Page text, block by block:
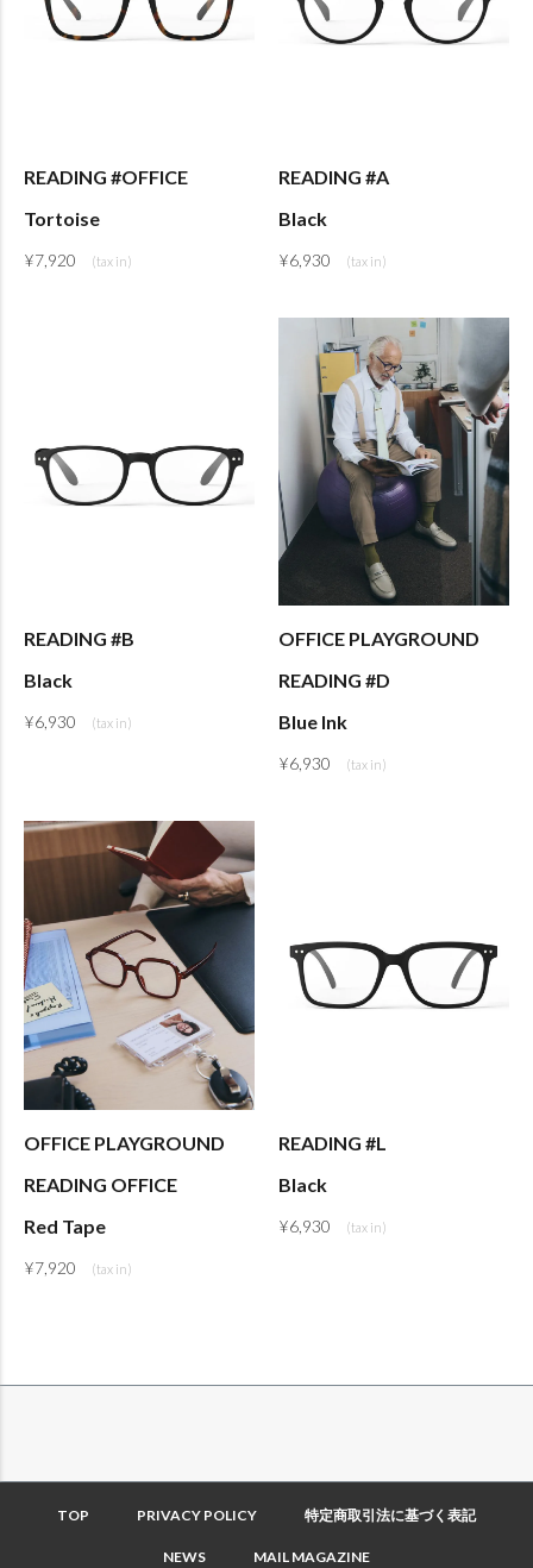
READING #OFFICE
Tortoise
¥7,920
READING #A
Black
¥6,930
READING #B
Black
¥6,930
OFFICE PLAYGROUND
READING #D
Blue Ink
¥6,930
OFFICE PLAYGROUND
READING OFFICE
Red Tape
¥7,920
READING #L
Black
¥6,930
TOP PRIVACY POLICY 特定商取引法に基づく表記
NEWS MAIL MAGAZINE